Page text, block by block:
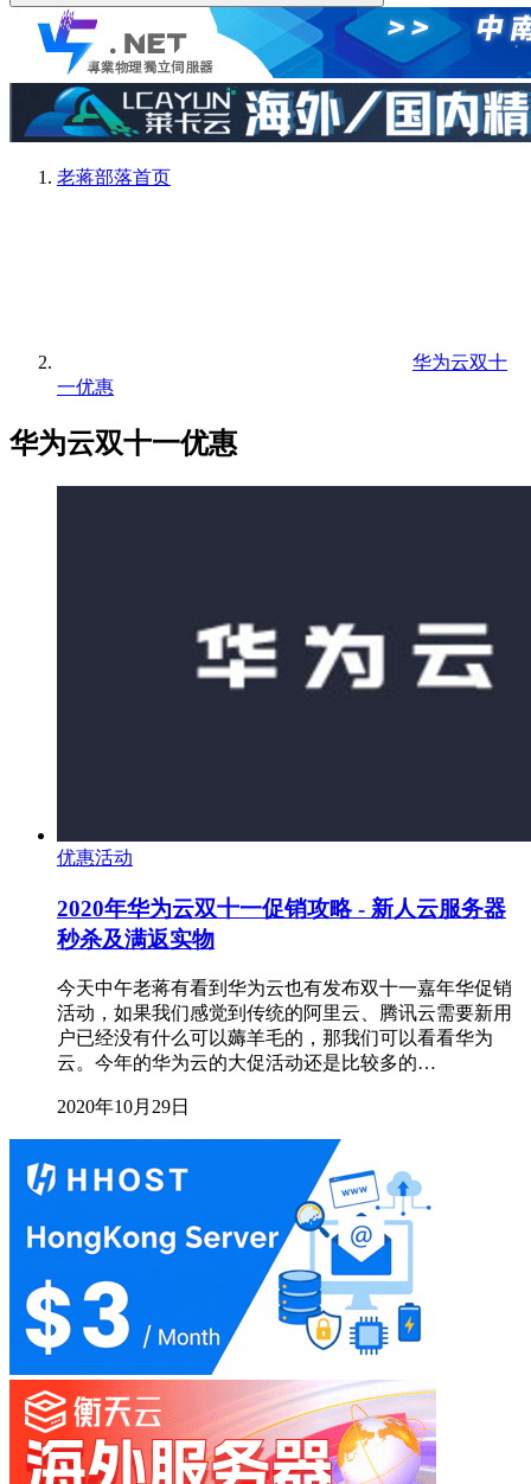
老蒋部落首页
华为云双十
一优惠
华为云双十一优惠
优惠活动
2020年华为云双十一促销攻略 - 新人云服务器
秒杀及满返实物
今天中午老蒋有看到华为云也有发布双十一嘉年华促销
活动，如果我们感觉到传统的阿里云、腾讯云需要新用
户已经没有什么可以薅羊毛的，那我们可以看看华为
云。今年的华为云的大促活动还是比较多的…
2020年10月29日